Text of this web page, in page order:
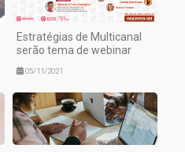
Estratégias de Multicanal
serão tema de webinar
05/11/2021